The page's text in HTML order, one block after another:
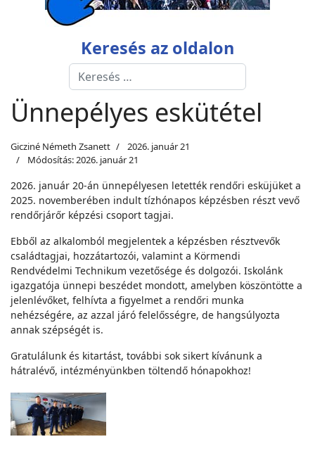
Keresés az oldalon
Keresés
Ünnepélyes eskütétel
Gicziné Németh Zsanett
2026. január 21
Módosítás: 2026. január 21
2026. január 20-án ünnepélyesen letették rendőri esküjüket a
2025. novemberében indult tízhónapos képzésben részt vevő
rendőrjárőr képzési csoport tagjai.
Ebből az alkalomból megjelentek a képzésben résztvevők
családtagjai, hozzátartozói, valamint a Körmendi
Rendvédelmi Technikum vezetősége és dolgozói. Iskolánk
igazgatója ünnepi beszédet mondott, amelyben köszöntötte a
jelenlévőket, felhívta a figyelmet a rendőri munka
nehézségére, az azzal járó felelősségre, de hangsúlyozta
annak szépségét is.
Gratulálunk és kitartást, további sok sikert kívánunk a
hátralévő, intézményünkben töltendő hónapokhoz!